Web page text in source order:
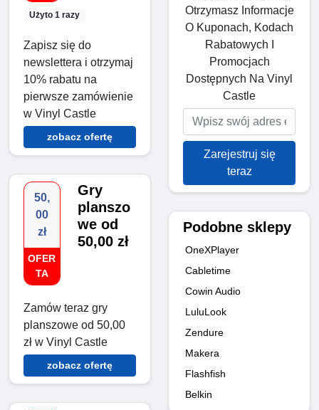
Użyto 1 razy
Zapisz się do
newslettera i otrzymaj
10% rabatu na
pierwsze zamówienie
w Vinyl Castle
zobacz ofertę
50,
00
zł
OFER
TA
Gry
planszo
we od
50,00 zł
Zamów teraz gry
planszowe od 50,00
zł w Vinyl Castle
zobacz ofertę
Otrzymasz Informacje
O Kuponach, Kodach
Rabatowych I
Promocjach
Dostępnych Na Vinyl
Castle
Zarejestruj się
teraz
Podobne sklepy
OneXPlayer
Cabletime
Cowin Audio
LuluLook
Zendure
Makera
Flashfish
Belkin